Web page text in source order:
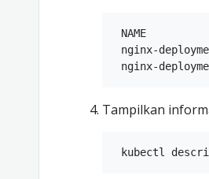
NAME
nginx-
Tampilkan